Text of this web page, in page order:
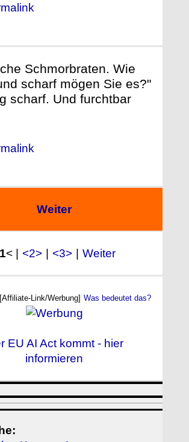
Schmorbraten. Wie
scharf mögen Sie es?"
scharf. Und furchtbar
Weiter
< | <2> | <3> | Weiter
[Affiliate-Link/Werbung] Was bedeutet das?
EU AI Act kommt - hier
informieren